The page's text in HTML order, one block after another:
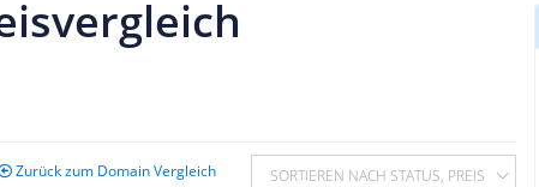
Zurück zum Domain Vergleich SORTIEREN NACH STATUS, PREIS